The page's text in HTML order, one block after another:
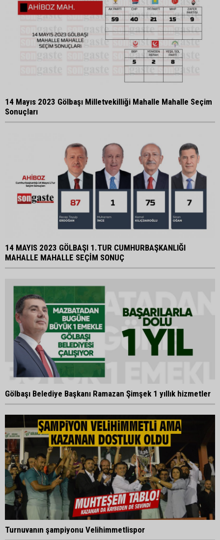
14 Mayıs 2023 Gölbaşı Milletvekilliği Mahalle Mahalle Seçim
Sonuçları
14 MAYIS 2023 GÖLBAŞI 1.TUR CUMHURBAŞKANLIĞI
MAHALLE MAHALLE SEÇİM SONUÇ
Gölbaşı Belediye Başkanı Ramazan Şimşek 1 yıllık hizmetler
Turnuvanın şampiyonu Velihimmetlispor